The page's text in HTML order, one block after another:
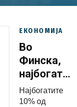
ЕКОНОМИЈА
Во
Финска,
10%
Најбогатите
10% од